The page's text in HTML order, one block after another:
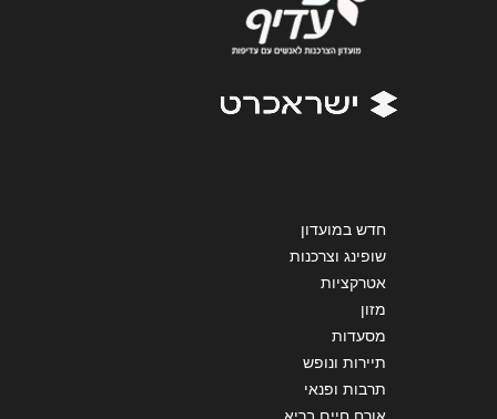
חדש במועדון
שופינג וצרכנות
אטרקציות
מזון
מסעדות
תיירות ונופש
תרבות ופנאי